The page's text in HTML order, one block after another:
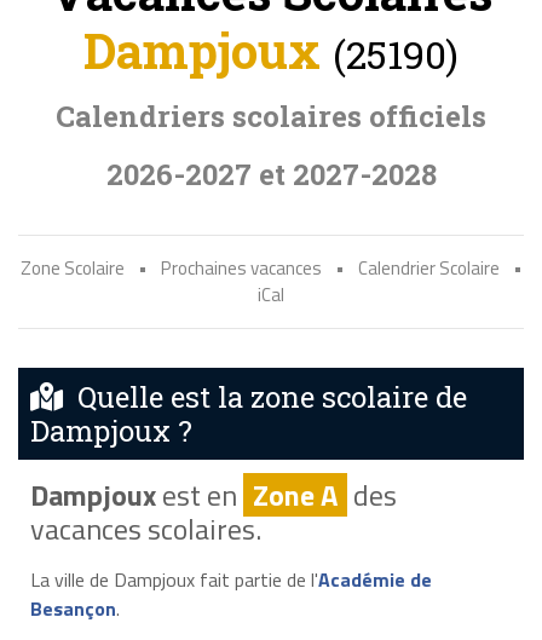
Dampjoux (25190)
Calendriers scolaires officiels
2026-2027 et 2027-2028
Zone Scolaire • Prochaines vacances • Calendrier Scolaire
•
iCal
Quelle est la zone scolaire de
Dampjoux ?
Dampjouxest en Zone A des
vacances scolaires.
La ville de Dampjoux fait partie de l'Académie de
Besançon.